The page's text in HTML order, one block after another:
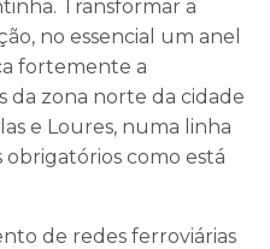
Transformar a
no essencial um anel
fortemente a
da zona norte da cidade
e Loures, numa linha
como está
de redes ferroviárias